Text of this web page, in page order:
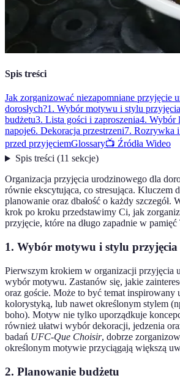
Spis treści
Jak zorganizować niezapomniane przyjęcie
dorosłych?1. Wybór motywu i stylu przyjęcia
budżetu3. Lista gości i zaproszenia4. Wybór
napoje6. Dekoracja przestrzeni7. Rozrywka
przed przyjęciemGlossary📺 Źródła Wideo
Spis treści(11 sekcje)
Organizacja przyjęcia urodzinowego dla
równie ekscytująca, co stresująca. Kluczem
planowanie oraz dbałość o każdy szczegół.
krok po kroku przedstawimy Ci, jak
przyjęcie, które na długo zapadnie w
1. Wybór motywu i stylu przyjęcia
Pierwszym krokiem w organizacji przyjęcia
wybór motywu. Zastanów się, jakie
oraz goście. Może to być temat inspirowany
kolorystyką, lub nawet określonym stylem
boho). Motyw nie tylko uporządkuje
również ułatwi wybór dekoracji, jedzenia
badań UFC-Que Choisir, dobrze
określonym motywie przyciągają większą
2. Planowanie budżetu